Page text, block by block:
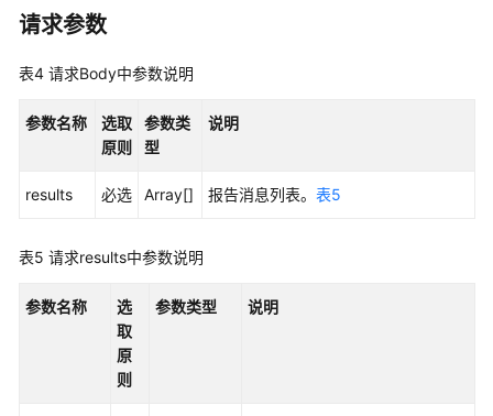
单
接
考
能
模
请求参数
表4 请求Body中参数说明
参数名称
选取
原则
参数类
型
说明
results 必选 Array[] 报告消息列表。 表5
表5 请求results中参数说明
参数名称
选
取
原
则
参数类型 说明